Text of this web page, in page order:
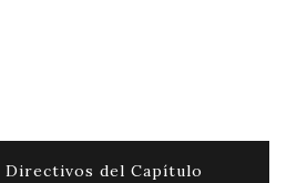
Directivos del Capítulo